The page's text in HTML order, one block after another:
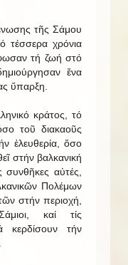
τῆς Σάμου
τέσσερα χρόνια
τή ζωή στό
ἕνα
ὕπαρξη.
κράτος, τό
τοῦ διακαοῦς
ἐλευθερία, ὅσο
στήν βαλκανική
συνθῆκες αὐτές,
Πολέμων
στήν περιοχή,
καί τίς
κερδίσουν τήν